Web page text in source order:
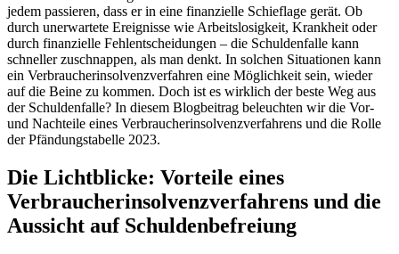
jedem passieren, dass er in eine finanzielle Schieflage gerät. Ob
durch unerwartete Ereignisse wie Arbeitslosigkeit, Krankheit oder
durch finanzielle Fehlentscheidungen – die Schuldenfalle kann
schneller zuschnappen, als man denkt. In solchen Situationen kann
ein Verbraucherinsolvenzverfahren eine Möglichkeit sein, wieder
auf die Beine zu kommen. Doch ist es wirklich der beste Weg aus
der Schuldenfalle? In diesem Blogbeitrag beleuchten wir die Vor-
und Nachteile eines Verbraucherinsolvenzverfahrens und die Rolle
der Pfändungstabelle 2023.
Die Lichtblicke: Vorteile eines
Verbraucherinsolvenzverfahrens und die
Aussicht auf Schuldenbefreiung